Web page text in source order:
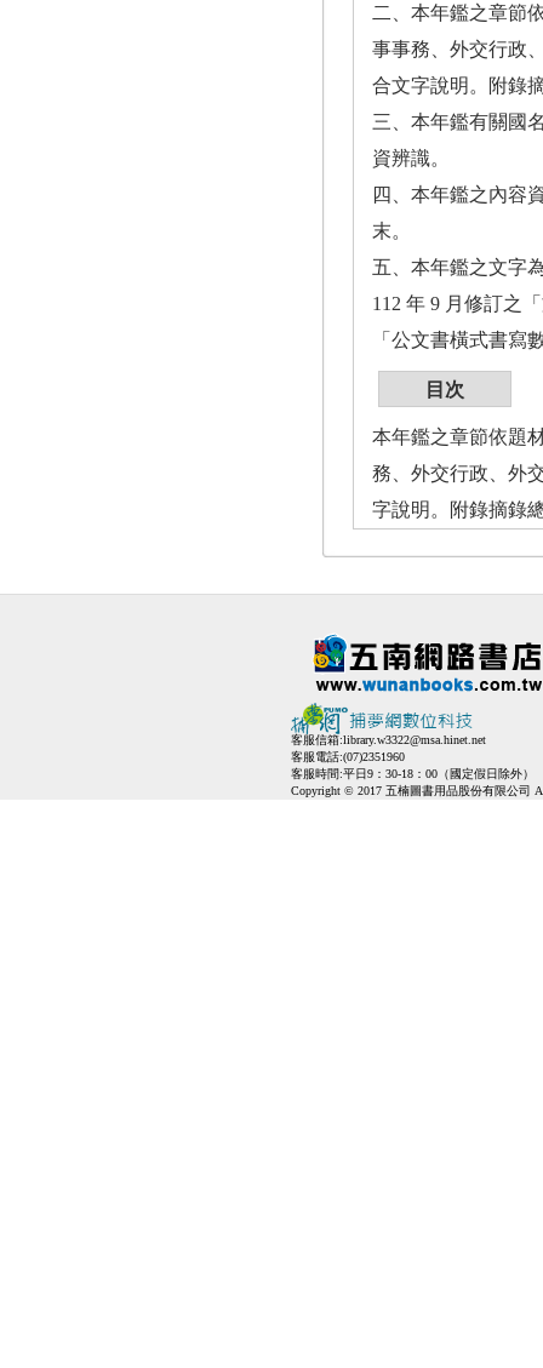
二、本年鑑之章節
事事務、外交行政
合文字說明。附錄
三、本年鑑有關國
資辨識。
四、本年鑑之內容
末。
五、本年鑑之文字
112 年 9 月修訂之
「公文書橫式書寫
目次
本年鑑之章節依題
務、外交行政、外
字說明。附錄摘錄
客服信箱:library.w3322@msa.hinet.net
客服電話:(07)2351960
客服時間:平日9：30-18：00（國定假日除外）
Copyright © 2017 五楠圖書用品股份有限公司